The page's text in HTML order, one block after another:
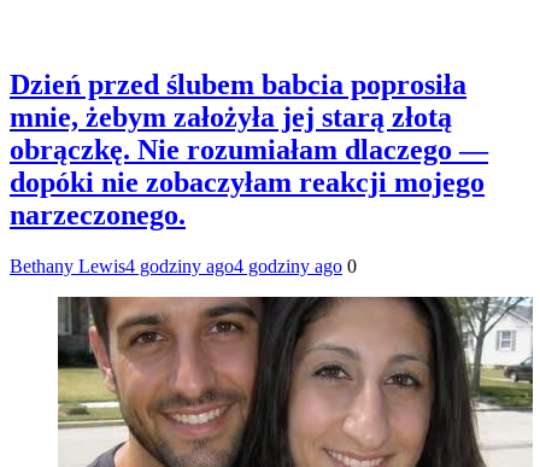
Dzień przed ślubem babcia poprosiła
mnie, żebym założyła jej starą złotą
obrączkę. Nie rozumiałam dlaczego —
dopóki nie zobaczyłam reakcji mojego
narzeczonego.
Bethany Lewis4 godziny ago4 godziny ago 0